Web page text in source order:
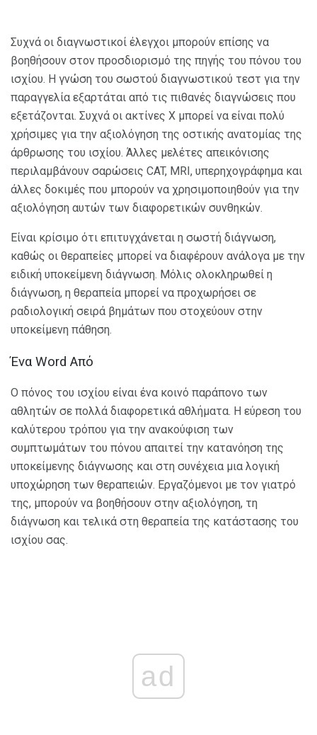
Συχνά οι διαγνωστικοί έλεγχοι μπορούν επίσης να
βοηθήσουν στον προσδιορισμό της πηγής του πόνου του
ισχίου. Η γνώση του σωστού διαγνωστικού τεστ για την
παραγγελία εξαρτάται από τις πιθανές διαγνώσεις που
εξετάζονται. Συχνά οι ακτίνες Χ μπορεί να είναι πολύ
χρήσιμες για την αξιολόγηση της οστικής ανατομίας της
άρθρωσης του ισχίου. Άλλες μελέτες απεικόνισης
περιλαμβάνουν σαρώσεις CAT, MRI, υπερηχογράφημα και
άλλες δοκιμές που μπορούν να χρησιμοποιηθούν για την
αξιολόγηση αυτών των διαφορετικών συνθηκών.
Είναι κρίσιμο ότι επιτυγχάνεται η σωστή διάγνωση,
καθώς οι θεραπείες μπορεί να διαφέρουν ανάλογα με την
ειδική υποκείμενη διάγνωση. Μόλις ολοκληρωθεί η
διάγνωση, η θεραπεία μπορεί να προχωρήσει σε
ραδιολογική σειρά βημάτων που στοχεύουν στην
υποκείμενη πάθηση.
Ένα Word Από
Ο πόνος του ισχίου είναι ένα κοινό παράπονο των
αθλητών σε πολλά διαφορετικά αθλήματα. Η εύρεση του
καλύτερου τρόπου για την ανακούφιση των
συμπτωμάτων του πόνου απαιτεί την κατανόηση της
υποκείμενης διάγνωσης και στη συνέχεια μια λογική
υποχώρηση των θεραπειών. Εργαζόμενοι με τον γιατρό
της, μπορούν να βοηθήσουν στην αξιολόγηση, τη
διάγνωση και τελικά στη θεραπεία της κατάστασης του
ισχίου σας.
ad